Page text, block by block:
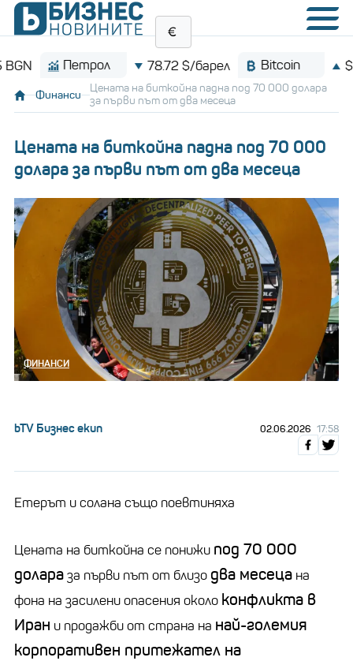
Петрол 78.72 $/барел Bitcoin
Финанси
Цената на биткойна падна под 70 000 долара
за първи път от два месеца
Цената на биткойна падна под 70 000
долара за първи път от два месеца
ФИНАНСИ
bTV Бизнес екип 02.06.2026 17:58
Етерът и солана също поевтиняха
Цената на биткойна се понижи под 70 000
долараза първи път от близо два месеца на
фона на засилени опасения около конфликта в
Иран и продажби от страна на най-големия
корпоративен притежател на